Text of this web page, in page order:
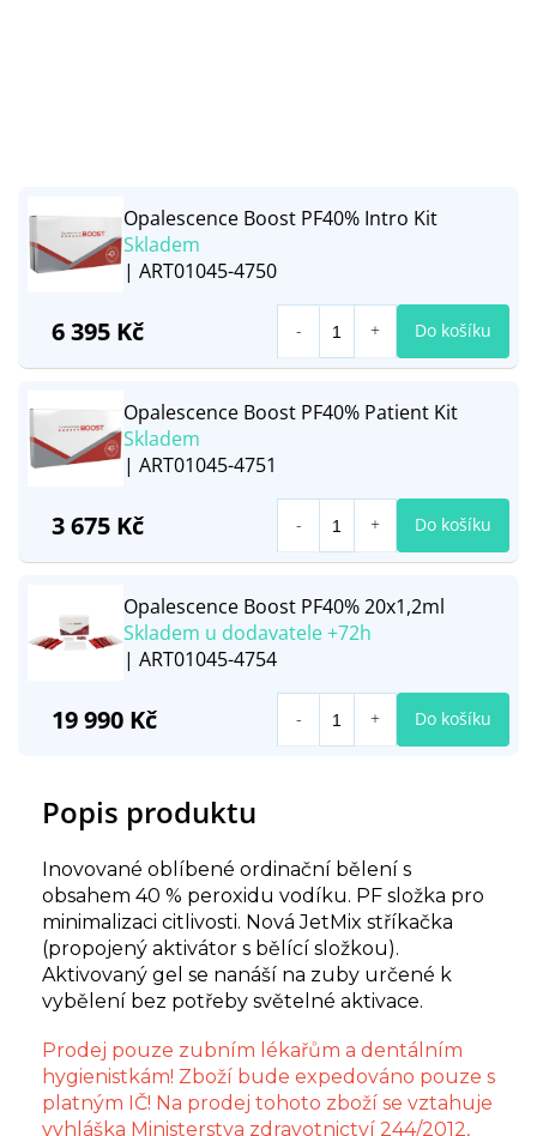
Popis produktu
Inovované oblíbené ordinační bělení s
obsahem 40 % peroxidu vodíku. PF složka pro
minimalizaci citlivosti. Nová JetMix stříkačka
(propojený aktivátor s bělící složkou).
Aktivovaný gel se nanáší na zuby určené k
vybělení bez potřeby světelné aktivace.
Prodej pouze zubním lékařům a dentálním
hygienistkám! Zboží bude expedováno pouze s
platným IČ! Na prodej tohoto zboží se vztahuje
vyhláška Ministerstva zdravotnictví 244/2012,
Opalescence Boost PF40% Intro Kit
Skladem
| ART01045-4750
6 395 Kč Do košíku
Opalescence Boost PF40% Patient Kit
Skladem
| ART01045-4751
3 675 Kč Do košíku
Opalescence Boost PF40% 20x1,2ml
Skladem u dodavatele +72h
| ART01045-4754
19 990 Kč Do košíku